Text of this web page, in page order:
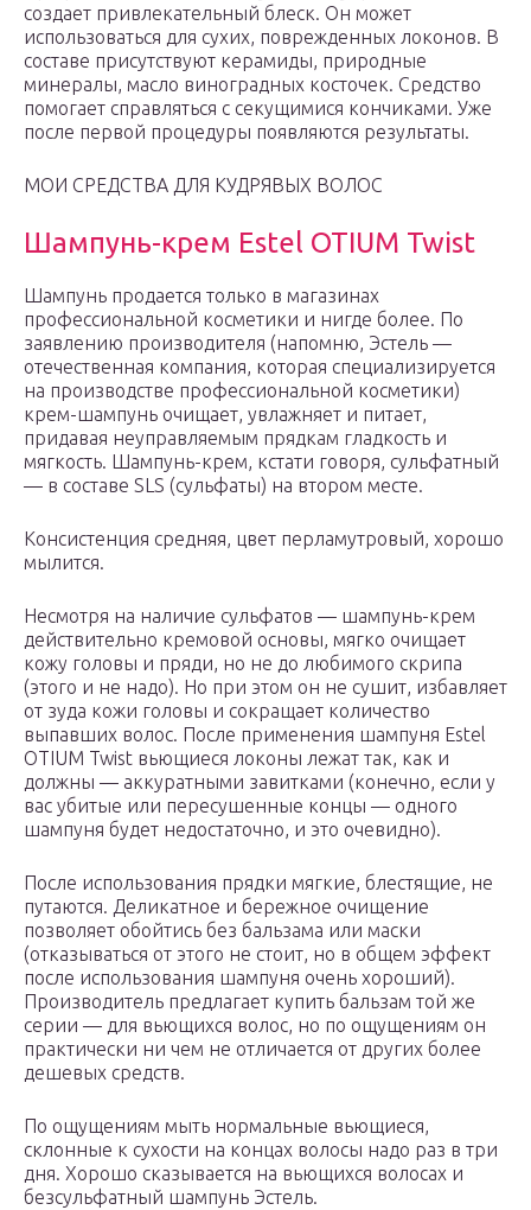
создает привлекательный блеск. Он может
использоваться для сухих, поврежденных локонов. В
составе присутствуют керамиды, природные
минералы, масло виноградных косточек. Средство
помогает справляться с секущимися кончиками. Уже
после первой процедуры появляются результаты.
МОИ СРЕДСТВА ДЛЯ КУДРЯВЫХ ВОЛОС
Шампунь-крем Estel OTIUM Twist
Шампунь продается только в магазинах
профессиональной косметики и нигде более. По
заявлению производителя (напомню, Эстель —
отечественная компания, которая специализируется
на производстве профессиональной косметики)
крем-шампунь очищает, увлажняет и питает,
придавая неуправляемым прядкам гладкость и
мягкость. Шампунь-крем, кстати говоря, сульфатный
— в составе SLS (сульфаты) на втором месте.
Консистенция средняя, цвет перламутровый, хорошо
мылится.
Несмотря на наличие сульфатов — шампунь-крем
действительно кремовой основы, мягко очищает
кожу головы и пряди, но не до любимого скрипа
(этого и не надо). Но при этом он не сушит, избавляет
от зуда кожи головы и сокращает количество
выпавших волос. После применения шампуня Estel
OTIUM Twist вьющиеся локоны лежат так, как и
должны — аккуратными завитками (конечно, если у
вас убитые или пересушенные концы — одного
шампуня будет недостаточно, и это очевидно).
После использования прядки мягкие, блестящие, не
путаются. Деликатное и бережное очищение
позволяет обойтись без бальзама или маски
(отказываться от этого не стоит, но в общем эффект
после использования шампуня очень хороший).
Производитель предлагает купить бальзам той же
серии — для вьющихся волос, но по ощущениям он
практически ни чем не отличается от других более
дешевых средств.
По ощущениям мыть нормальные вьющиеся,
склонные к сухости на концах волосы надо раз в три
дня. Хорошо сказывается на вьющихся волосах и
безсульфатный шампунь Эстель.